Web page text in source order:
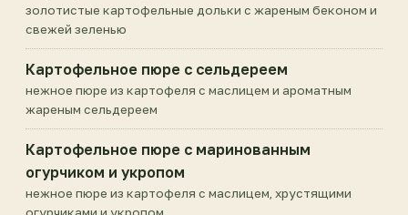
золотистые картофельные дольки с жареным беконом и
свежей зеленью
Картофельное пюре с сельдереем
нежное пюре из картофеля с маслицем и ароматным
жареным сельдереем
Картофельное пюре с маринованным
огурчиком и укропом
нежное пюре из картофеля с маслицем, хрустящими